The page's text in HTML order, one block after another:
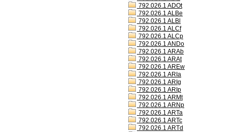
792.026.1 ADOt
792.026.1 ALBe
792.026.1 ALBl
792.026.1 ALCf
792.026.1 ALCp
792.026.1 ANDo
792.026.1 ARAb
792.026.1 ARAt
792.026.1 AREw
792.026.1 ARIa
792.026.1 ARIg
792.026.1 ARIp
792.026.1 ARMt
792.026.1 ARNp
792.026.1 ARTa
792.026.1 ARTc
792.026.1 ARTd